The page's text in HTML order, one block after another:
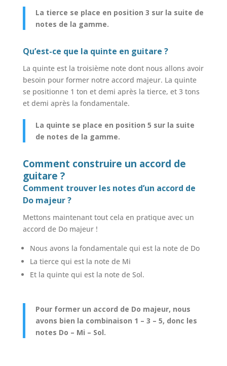
La tierce se place en position 3 sur la suite de
notes de la gamme.
Qu’est-ce que la quinte en guitare ?
La quinte est la troisième note dont nous allons avoir
besoin pour former notre accord majeur. La quinte
se positionne 1 ton et demi après la tierce, et 3 tons
et demi après la fondamentale.
La quinte se place en position 5 sur la suite
de notes de la gamme.
Comment construire un accord de
guitare ?
Comment trouver les notes d’un accord de
Do majeur ?
Mettons maintenant tout cela en pratique avec un
accord de Do majeur !
Nous avons la fondamentale qui est la note de Do
La tierce qui est la note de Mi
Et la quinte qui est la note de Sol.
Pour former un accord de Do majeur, nous
avons bien la combinaison 1 – 3 – 5, donc les
notes Do – Mi – Sol.